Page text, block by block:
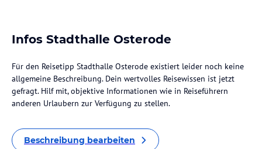
Infos Stadthalle Osterode
Für den Reisetipp Stadthalle Osterode existiert leider noch keine
allgemeine Beschreibung. Dein wertvolles Reisewissen ist jetzt
gefragt. Hilf mit, objektive Informationen wie in Reiseführern
anderen Urlaubern zur Verfügung zu stellen.
Beschreibung bearbeiten